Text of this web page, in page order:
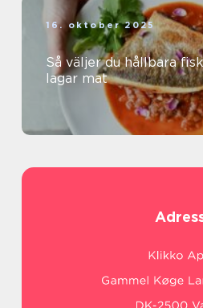
16. oktober 2025
Så väljer du hållbara
lagar mat